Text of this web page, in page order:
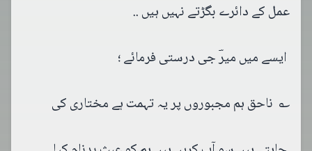
عمل کے دائرے بگڑتے نہیں ہیں ..
ایسے میں میرؔ جی درستی فرمائے ؛
؎ ناحق ہم مجبوروں پر یہ تہمت ہے مختاری کی